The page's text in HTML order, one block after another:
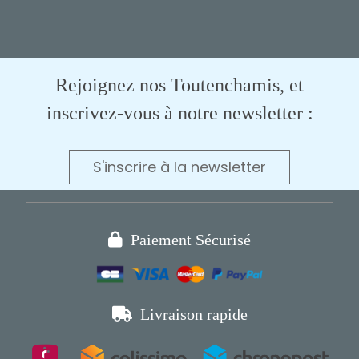
Rejoignez nos Toutenchamis, et
inscrivez-vous à notre newsletter :
S'inscrire à la newsletter
 Paiement Sécurisé
 Livraison rapide